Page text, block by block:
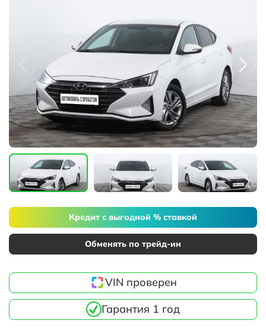
Кредит с выгодной % ставкой
Обменять по трейд-ин
VIN проверен
Гарантия 1 год